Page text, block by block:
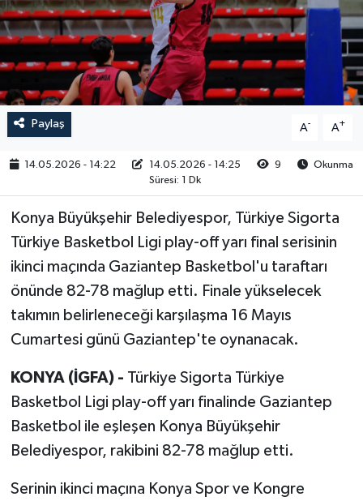
Paylaş A- A+
14.05.2026 - 14:22 14.05.2026 - 14:25 9
Okunma
Süresi: 1 Dk
Konya Büyükşehir Belediyespor, Türkiye Sigorta
Türkiye Basketbol Ligi play-off yarı final serisinin
ikinci maçında Gaziantep Basketbol'u taraftarı
önünde 82-78 mağlup etti. Finale yükselecek
takımın belirleneceği karşılaşma 16 Mayıs
Cumartesi günü Gaziantep'te oynanacak.
KONYA (İGFA) - Türkiye Sigorta Türkiye
Basketbol Ligi play-off yarı finalinde Gaziantep
Basketbol ile eşleşen Konya Büyükşehir
Belediyespor, rakibini 82-78 mağlup etti.
Serinin ikinci maçına Konya Spor ve Kongre
RESMİ İLAN